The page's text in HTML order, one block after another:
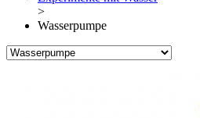
>
Wasserpumpe